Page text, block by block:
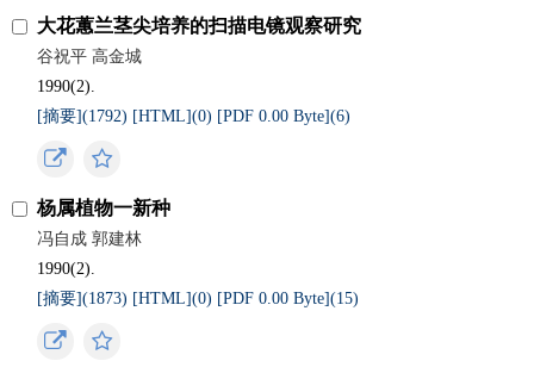
大花蕙兰茎尖培养的扫描电镜观察研究
谷祝平 高金城
1990(2).
[摘要](1792) [HTML](0) [PDF 0.00 Byte](6)
杨属植物一新种
冯自成 郭建林
1990(2).
[摘要](1873) [HTML](0) [PDF 0.00 Byte](15)